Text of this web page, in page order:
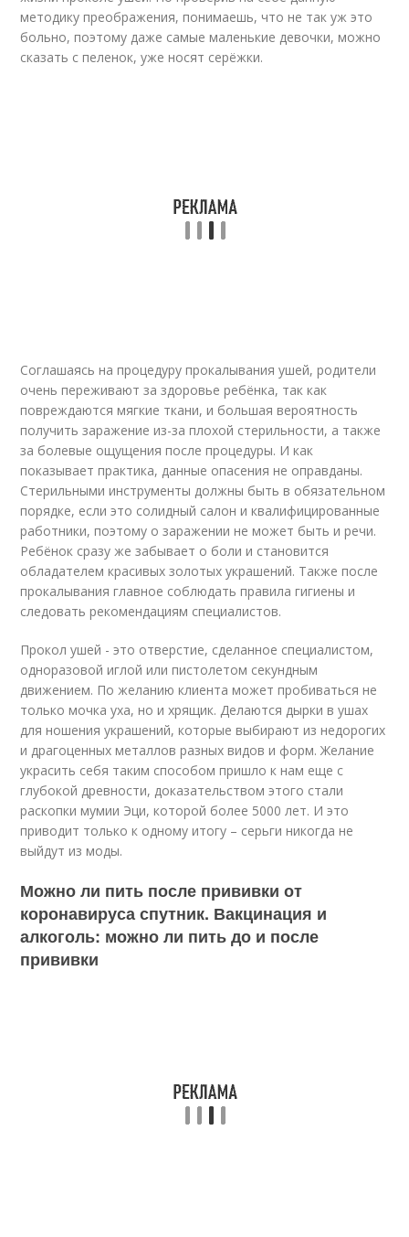
методику преображения, понимаешь, что не так уж это
больно, поэтому даже самые маленькие девочки, можно
сказать с пеленок, уже носят серёжки.
Соглашаясь на процедуру прокалывания ушей, родители
очень переживают за здоровье ребёнка, так как
повреждаются мягкие ткани, и большая вероятность
получить заражение из-за плохой стерильности, а также
за болевые ощущения после процедуры. И как
показывает практика, данные опасения не оправданы.
Стерильными инструменты должны быть в обязательном
порядке, если это солидный салон и квалифицированные
работники, поэтому о заражении не может быть и речи.
Ребёнок сразу же забывает о боли и становится
обладателем красивых золотых украшений. Также после
прокалывания главное соблюдать правила гигиены и
следовать рекомендациям специалистов.
Прокол ушей - это отверстие, сделанное специалистом,
одноразовой иглой или пистолетом секундным
движением. По желанию клиента может пробиваться не
только мочка уха, но и хрящик. Делаются дырки в ушах
для ношения украшений, которые выбирают из недорогих
и драгоценных металлов разных видов и форм. Желание
украсить себя таким способом пришло к нам еще с
глубокой древности, доказательством этого стали
раскопки мумии Эци, которой более 5000 лет. И это
приводит только к одному итогу – серьги никогда не
выйдут из моды.
Можно ли пить после прививки от
коронавируса спутник. Вакцинация и
алкоголь: можно ли пить до и после
прививки